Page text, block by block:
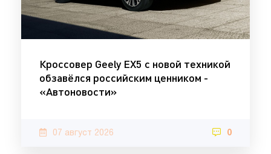
Кроссовер Geely EX5 с новой техникой
обзавёлся российским ценником -
«Автоновости»
07 август 2026 0